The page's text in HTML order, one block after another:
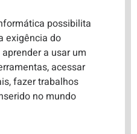
possibilita
exigência do
a usar um
acessar
fazer trabalhos
no mundo